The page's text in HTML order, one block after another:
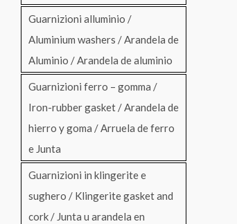
Guarnizioni alluminio /
Aluminium washers / Arandela de
Aluminio / Arandela de aluminio
Guarnizioni ferro – gomma /
Iron-rubber gasket / Arandela de
hierro y goma / Arruela de ferro
e Junta
Guarnizioni in klingerite e
sughero / Klingerite gasket and
cork / Junta u arandela en